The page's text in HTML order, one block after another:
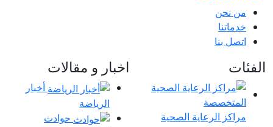
من نحن
خدماتنا
اتصل بنا
الفئات
مراكز الرعاية الصحية
اخبار و مقالات
أخبار
الرياضة
حوادث